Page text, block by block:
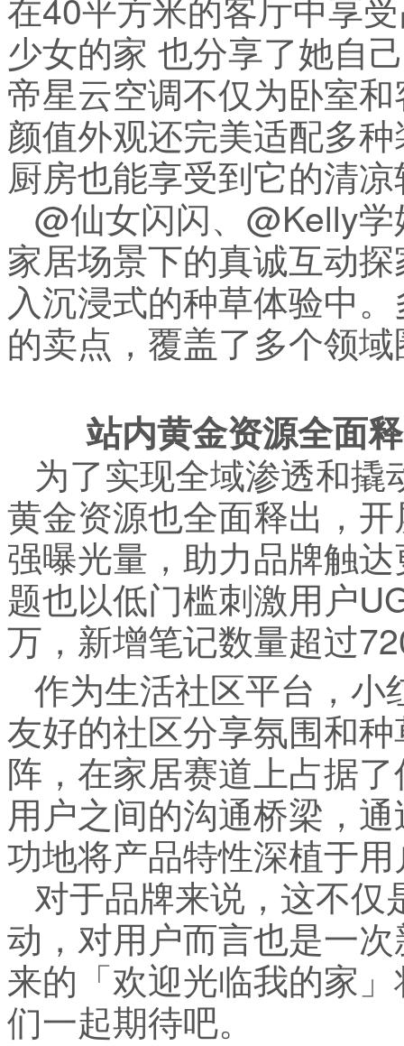
少女的家 也分享了她自
帝星云空调不仅为卧室
颜值外观还完美适配多
厨房也能享受到它的清
@仙女闪闪、@Kelly
家居场景下的真诚互动
入沉浸式的种草体验中
的卖点，覆盖了多个领
站内黄金资源全面
为了实现全域渗透和
黄金资源也全面释出，
强曝光量，助力品牌触
题也以低门槛刺激用户
万，新增笔记数量超过
作为生活社区平台，小
友好的社区分享氛围和
阵，在家居赛道上占据
用户之间的沟通桥梁，
功地将产品特性深植于
对于品牌来说，这不
动，对用户而言也是一
来的「欢迎光临我的家
们一起期待吧。